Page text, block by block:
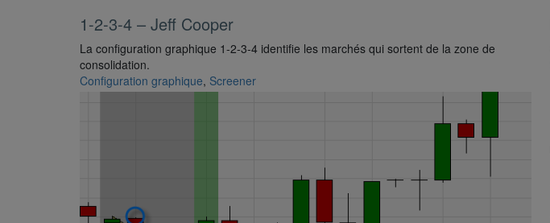
1-2-3-4 – Jeff Cooper
La configuration graphique 1-2-3-4 identifie les marchés qui sortent de la zone de
consolidation.
Configuration graphique, Screener